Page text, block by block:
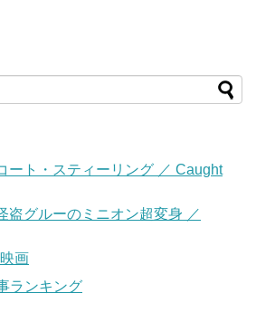
ート・スティーリング ／ Caught
盗グルーのミニオン超変身 ／
画
ランキング